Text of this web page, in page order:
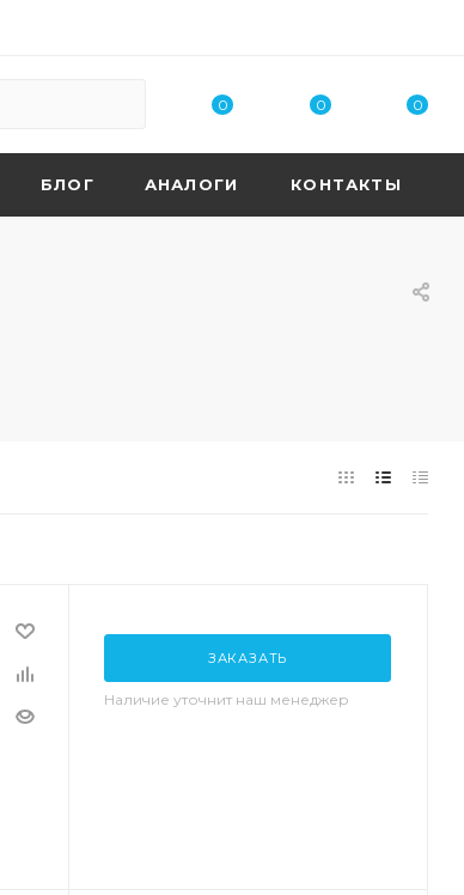
0 0 0
БЛОГ АНАЛОГИ КОНТАКТЫ
ЗАКАЗАТЬ
Наличие уточнит наш менеджер